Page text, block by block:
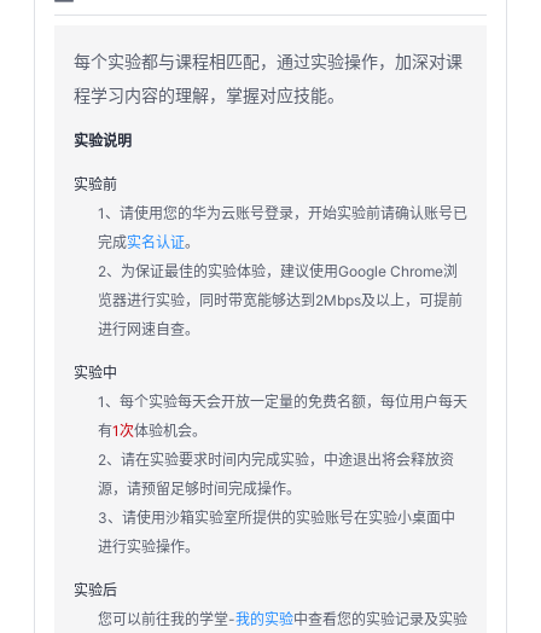
每个实验都与课程相匹配，通过实验操作，加深对课
程学习内容的理解，掌握对应技能。
实验说明
实验前
1、请使用您的华为云账号登录，开始实验前请确认账号已
完成实名认证。
2、为保证最佳的实验体验，建议使用Google Chrome浏
览器进行实验，同时带宽能够达到2Mbps及以上，可提前
进行网速自查。
实验中
1、每个实验每天会开放一定量的免费名额，每位用户每天
有1次体验机会。
2、请在实验要求时间内完成实验，中途退出将会释放资
源，请预留足够时间完成操作。
3、请使用沙箱实验室所提供的实验账号在实验小桌面中
进行实验操作。
实验后
您可以前往我的学堂-我的实验中查看您的实验记录及实验